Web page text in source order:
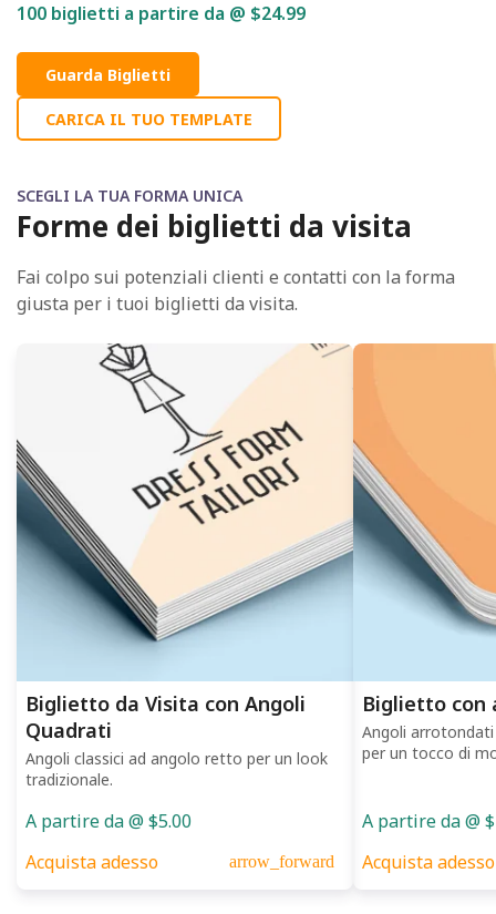
100 biglietti a partire da @ $24.99
Guarda Biglietti
CARICA IL TUO TEMPLATE
SCEGLI LA TUA FORMA UNICA
Forme dei biglietti da visita
Fai colpo sui potenziali clienti e contatti con la forma
giusta per i tuoi biglietti da visita.
Biglietto da Visita con Angoli
Quadrati
Angoli classici ad angolo retto per un look
tradizionale.
A partire da @ $5.00
Acquista adesso
arrow_forward
Biglietto con
Angoli
per un tocco di
A partire da @
Acquista adesso